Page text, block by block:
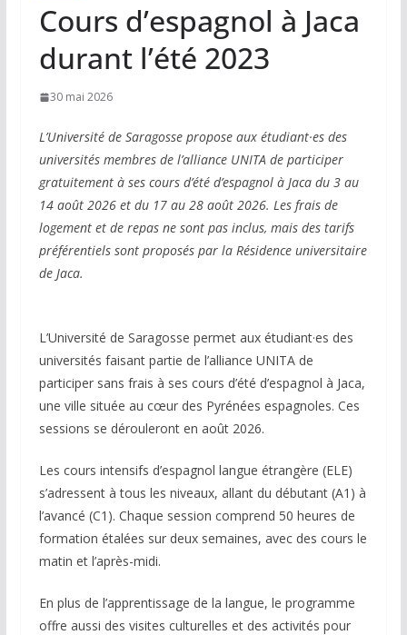
Cours d’espagnol à Jaca
durant l’été 2023
30 mai 2026
L’Université de Saragosse propose aux étudiant·es des
universités membres de l’alliance UNITA de participer
gratuitement à ses cours d’été d’espagnol à Jaca du 3 au
14 août 2026 et du 17 au 28 août 2026. Les frais de
logement et de repas ne sont pas inclus, mais des tarifs
préférentiels sont proposés par la Résidence universitaire
de Jaca.
L’Université de Saragosse permet aux étudiant·es des
universités faisant partie de l’alliance UNITA de
participer sans frais à ses cours d’été d’espagnol à Jaca,
une ville située au cœur des Pyrénées espagnoles. Ces
sessions se dérouleront en août 2026.
Les cours intensifs d’espagnol langue étrangère (ELE)
s’adressent à tous les niveaux, allant du débutant (A1) à
l’avancé (C1). Chaque session comprend 50 heures de
formation étalées sur deux semaines, avec des cours le
matin et l’après-midi.
En plus de l’apprentissage de la langue, le programme
offre aussi des visites culturelles et des activités pour